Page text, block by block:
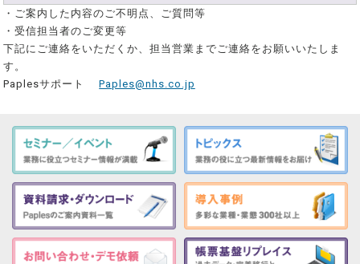
・ご案内した内容のご不明点、ご質問等
・受信担当者のご変更等
下記にご連絡をいただくか、担当営業までご連絡をお願いいたしま
す。
PaplesサポートPaples@nhs.co.jp